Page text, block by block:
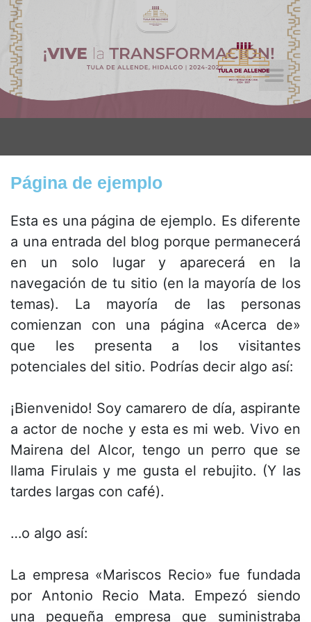
Página de ejemplo
Esta es una página de ejemplo. Es diferente
a una entrada del blog porque permanecerá
en un solo lugar y aparecerá en la
navegación de tu sitio (en la mayoría de los
temas). La mayoría de las personas
comienzan con una página «Acerca de»
que les presenta a los visitantes
potenciales del sitio. Podrías decir algo así:
¡Bienvenido! Soy camarero de día, aspirante
a actor de noche y esta es mi web. Vivo en
Mairena del Alcor, tengo un perro que se
llama Firulais y me gusta el rebujito. (Y las
tardes largas con café).
…o algo así:
La empresa «Mariscos Recio» fue fundada
por Antonio Recio Mata. Empezó siendo
una pequeña empresa que suministraba